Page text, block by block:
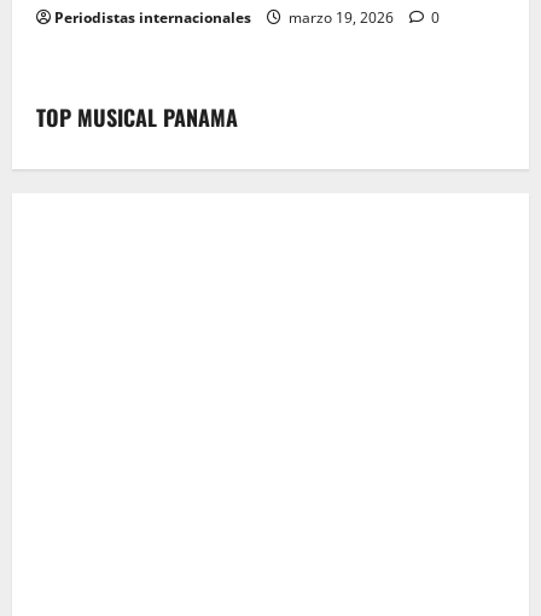
Periodistas internacionales marzo 19, 2026 0
TOP MUSICAL PANAMA